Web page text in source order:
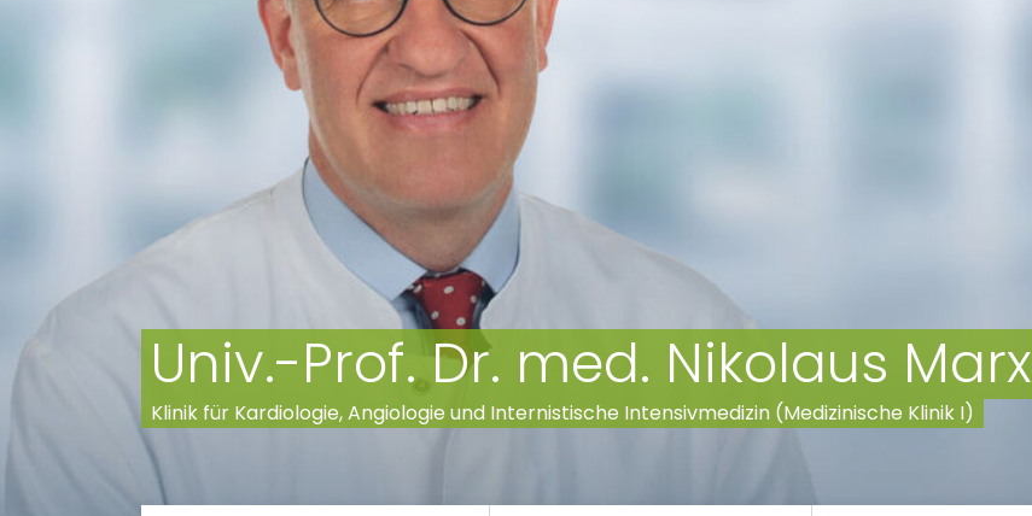
Univ.-Prof. Dr. med. Nikolaus Marx
Klinik für Kardiologie, Angiologie und Internistische Intensivmedizin (Medizinische Klinik I)